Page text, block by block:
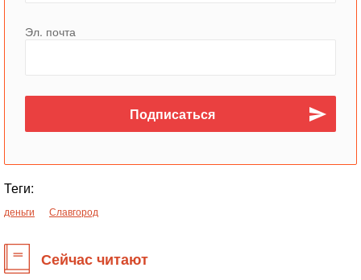
Эл. почта
Теги:
деньги Славгород
Сейчас читают